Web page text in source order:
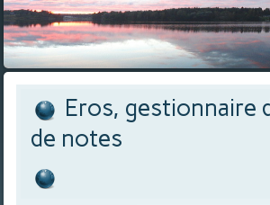
Eros, gestionnaire
de notes